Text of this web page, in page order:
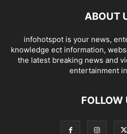
ABOUT
infohotspot is your news,
knowledge ect information,
the latest breaking news and
entertainment
FOLLOW